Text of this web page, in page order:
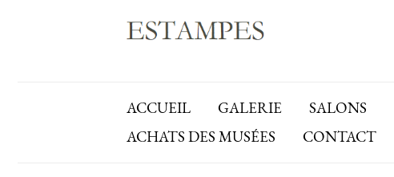
ACCUEIL GALERIE SALONS
ACHATS DES MUSÉES
CONTACT